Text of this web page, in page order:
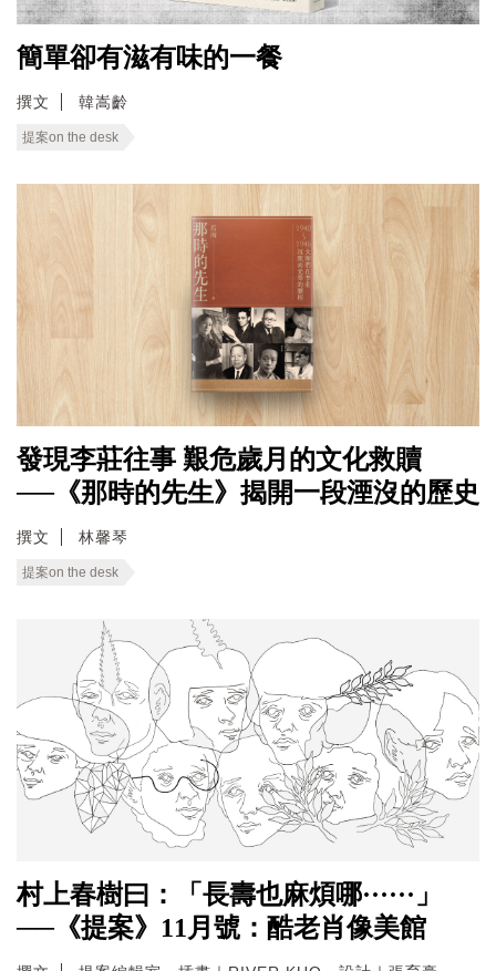
簡單卻有滋有味的一餐
撰文 韓嵩齡
提案on the desk
發現李莊往事 艱危歲月的文化救贖
──《那時的先生》揭開一段湮沒的歷史
撰文 林馨琴
提案on the desk
村上春樹曰：「長壽也麻煩哪······」
──《提案》11月號：酷老肖像美館